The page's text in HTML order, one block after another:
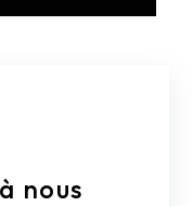
nous